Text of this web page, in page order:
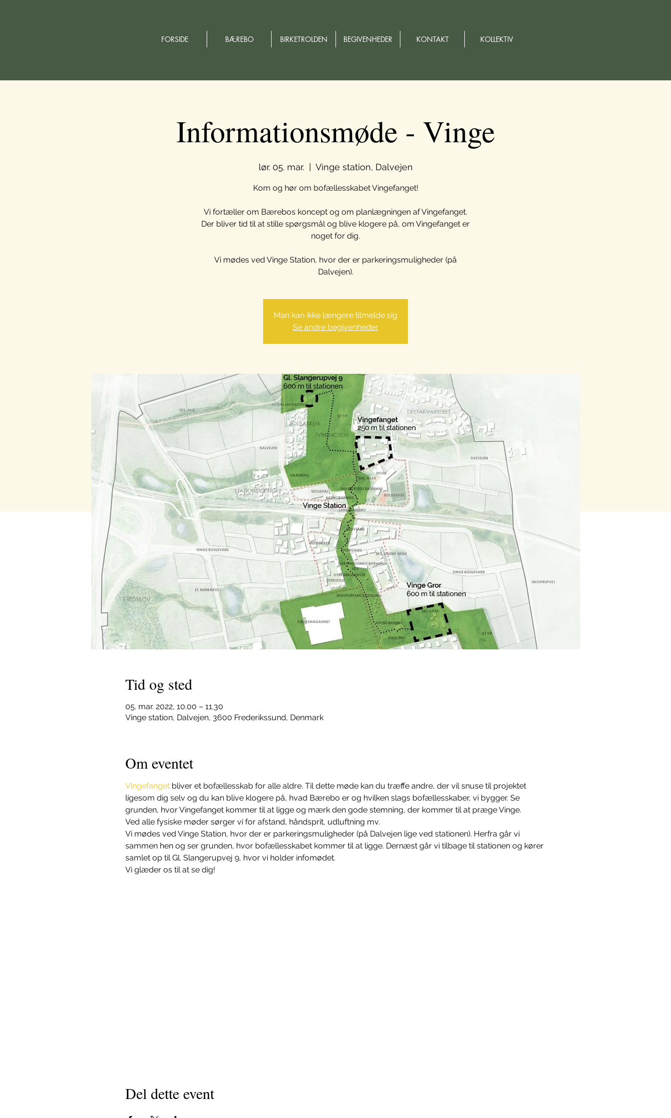
Informationsmøde - Vinge
lør. 05. mar.
  |
Vinge station, Dalvejen
Kom og hør om bofællesskabet Vingefanget!
Vi fortæller om Bærebos koncept og om planlægningen af Vingefanget.
Der bliver tid til at stille spørgsmål og blive klogere på, om Vingefanget er
noget for dig.
Vi mødes ved Vinge Station, hvor der er parkeringsmuligheder (på
Dalvejen).
Man kan ikke længere tilmelde sig
Se andre begivenheder
Tid og sted
05. mar. 2022, 10.00 – 11.30
Vinge station, Dalvejen, 3600 Frederikssund, Denmark
Om eventet
Vingefanget bliver et bofællesskab for alle aldre. Til dette møde kan du træffe andre, der vil snuse til projektet
ligesom dig selv og du kan blive klogere på, hvad Bærebo er og hvilken slags bofællesskaber, vi bygger. Se
grunden, hvor Vingefanget kommer til at ligge og mærk den gode stemning, der kommer til at præge Vinge.
Ved alle fysiske møder sørger vi for afstand, håndsprit, udluftning mv.
Vi mødes ved Vinge Station, hvor der er parkeringsmuligheder (på Dalvejen lige ved stationen). Herfra går vi
sammen hen og ser grunden, hvor bofællesskabet kommer til at ligge. Dernæst går vi tilbage til stationen og kører
samlet op til Gl. Slangerupvej 9, hvor vi holder infomødet.
Vi glæder os til at se dig!
Del dette event
FORSIDE BÆREBO BIRKETROLDEN BEGIVENHEDER KONTAKT KOLLEKTIV